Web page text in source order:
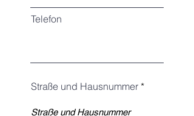
Telefon
Straße und Hausnummer